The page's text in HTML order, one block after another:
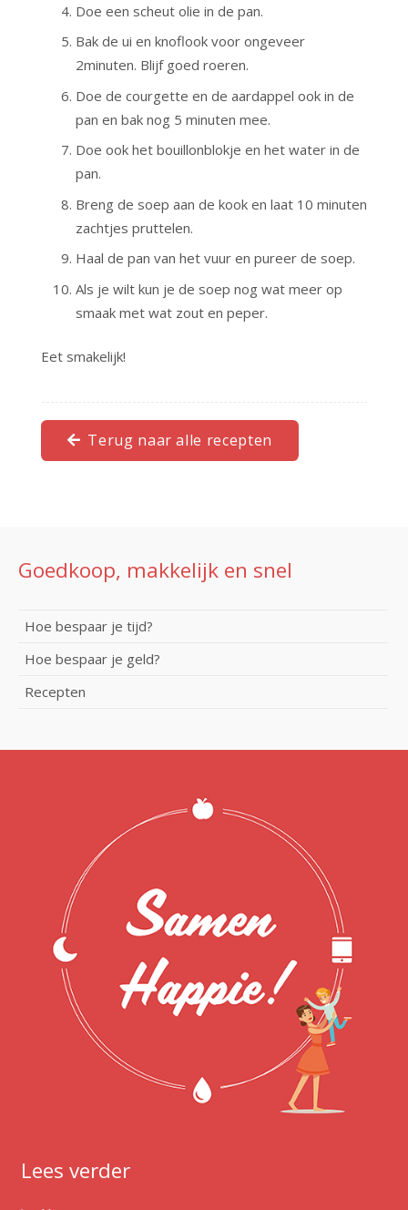
Doe een scheut olie in de pan.
Bak de ui en knoflook voor ongeveer
2minuten. Blijf goed roeren.
Doe de courgette en de aardappel ook in de
pan en bak nog 5 minuten mee.
Doe ook het bouillonblokje en het water in de
pan.
Breng de soep aan de kook en laat 10 minuten
zachtjes pruttelen.
Haal de pan van het vuur en pureer de soep.
Als je wilt kun je de soep nog wat meer op
smaak met wat zout en peper.
Eet smakelijk!
Terug naar alle recepten
Goedkoop, makkelijk en snel
Hoe bespaar je tijd?
Hoe bespaar je geld?
Recepten
Lees verder